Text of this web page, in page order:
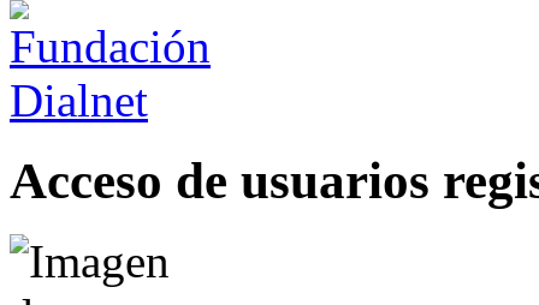
Acceso de usuarios